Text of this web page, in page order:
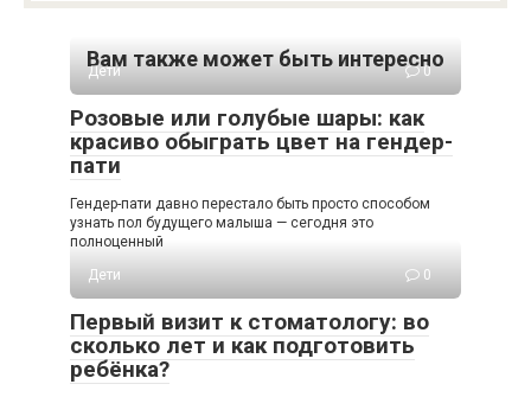
Вам также может быть интересно
Дети 0
Розовые или голубые шары: как
красиво обыграть цвет на гендер-
пати
Гендер-пати давно перестало быть просто способом
узнать пол будущего малыша — сегодня это
полноценный
Дети
0
Первый визит к стоматологу: во
сколько лет и как подготовить
ребёнка?